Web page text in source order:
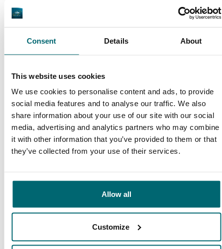
Consent Details About
This website uses cookies
We use cookies to personalise content and ads, to provide
social media features and to analyse our traffic. We also
share information about your use of our site with our social
media, advertising and analytics partners who may combine
it with other information that you’ve provided to them or that
they’ve collected from your use of their services.
Allow all
Customize
Van onze klanten
Ik vis nu 24 jaar op betaalwateren in
Frankrijk en boek de laatste 12 jaar veelal bij
geeft je een goed en eerlijk advies. Mijn vrouw
en ik vinden toch wel dat ze de betere
wateren aanbieden!
8/10 Ada & Dick van Gemert
Ons aanbod